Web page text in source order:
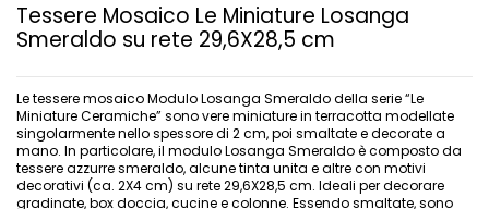
Tessere Mosaico Le Miniature Losanga
Smeraldo su rete 29,6X28,5 cm
Le tessere mosaico Modulo Losanga Smeraldo della serie “Le
Miniature Ceramiche” sono vere miniature in terracotta modellate
singolarmente nello spessore di 2 cm, poi smaltate e decorate a
mano. In particolare, il modulo Losanga Smeraldo è composto da
tessere azzurre smeraldo, alcune tinta unita e altre con motivi
decorativi (ca. 2X4 cm) su rete 29,6X28,5 cm. Ideali per decorare
gradinate, box doccia, cucine e colonne. Essendo smaltate, sono